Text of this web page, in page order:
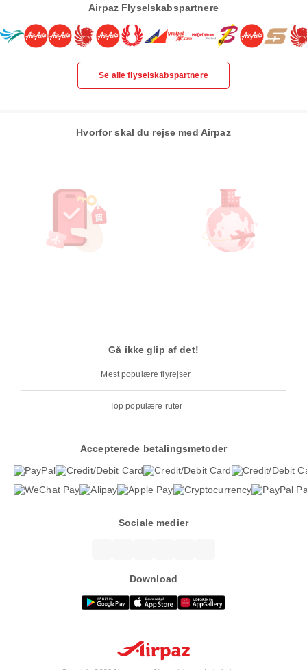
Airpaz Flyselskabspartnere
Se alle flyselskabspartnere
Hvorfor skal du rejse med Airpaz
Gå ikke glip af det!
Mest populære flyrejser
Top populære ruter
Accepterede betalingsmetoder
Sociale medier
Download